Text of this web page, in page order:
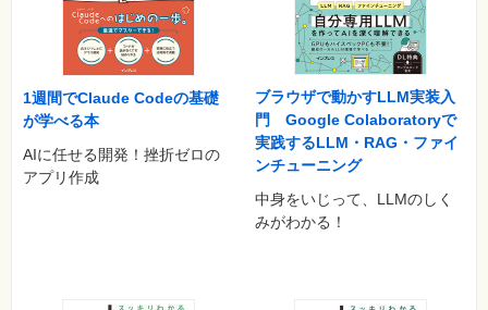
1週間でClaude Codeの基礎
が学べる本
AIに任せる開発！挫折ゼロの
アプリ作成
ブラウザで動かすLLM実装入
門 Google Colaboratoryで
実践するLLM・RAG・ファイ
ンチューニング
中身をいじって、LLMのしく
みがわかる！